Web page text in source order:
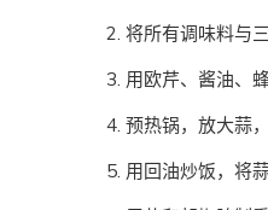
将所有调味料与
用欧芹、酱油、
预热锅，放大蒜
用回油炒饭，将